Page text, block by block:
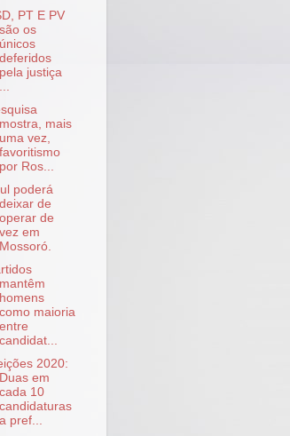
PT E PV
são os
únicos
deferidos
pela justiça
mostra, mais
uma vez,
favoritismo
por Ros...
poderá
deixar de
operar de
vez em
Mossoró.
mantêm
homens
como maioria
entre
candidat...
2020:
Duas em
cada 10
candidaturas
a pref...